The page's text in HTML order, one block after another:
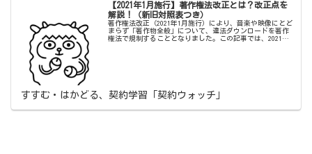
【2021年1月施行】著作権法改正とは？改正点を
解説！（新旧対照表つき）
著作権法改正（2021年1月施行）により、音楽や映像にとど
まらず「著作物全般」について、違法ダウンロードを著作
権法で規制することとなりました。この記事では、2021年1
すすむ・はかどる、契約学習「契約ウォッチ」